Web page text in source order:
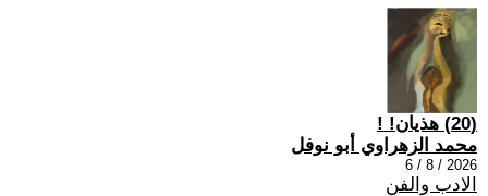
(20) هذيان! !
محمد الزهراوي أبو نوفل
2026 / 8 / 6
الادب والفن